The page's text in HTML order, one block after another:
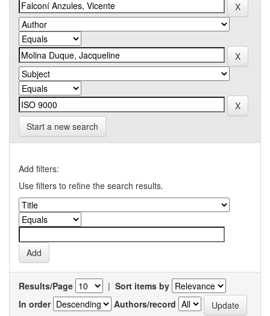
Start a new search
Add filters:
Use filters to refine the search results.
Results/Page | Sort items by
In order
Authors/record